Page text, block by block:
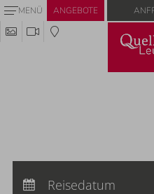
MENÜ ANGEBOTE
Anfragen
Abreise:keine Auswahl
Reisedatum